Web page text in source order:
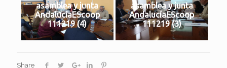
asamblea y junta
AndalucíaEScoop
111219 (4)
asamblea y junta
AndalucíaEScoop
111219 (3)
Share